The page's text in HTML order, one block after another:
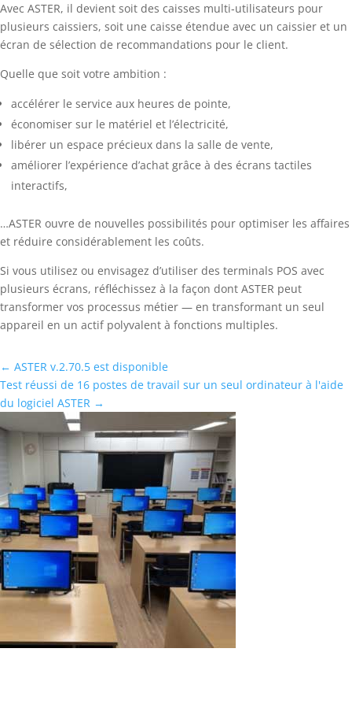
Avec ASTER, il devient soit des caisses multi‑utilisateurs pour
plusieurs caissiers, soit une caisse étendue avec un caissier et un
écran de sélection de recommandations pour le client.
Quelle que soit votre ambition :
accélérer le service aux heures de pointe,
économiser sur le matériel et l’électricité,
libérer un espace précieux dans la salle de vente,
améliorer l’expérience d’achat grâce à des écrans tactiles
interactifs,
…ASTER ouvre de nouvelles possibilités pour optimiser les affaires
et réduire considérablement les coûts.
Si vous utilisez ou envisagez d’utiliser des terminals POS avec
plusieurs écrans, réfléchissez à la façon dont ASTER peut
transformer vos processus métier — en transformant un seul
appareil en un actif polyvalent à fonctions multiples.
← ASTER v.2.70.5 est disponible
Test réussi de 16 postes de travail sur un seul ordinateur à l'aide
du logiciel ASTER →